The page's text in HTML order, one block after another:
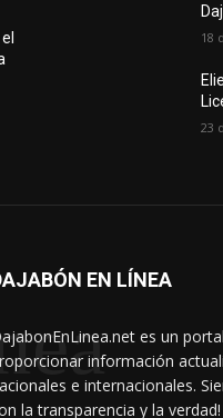
18
23
EN LÍNEA
es un
información
e internacionales.
la transparencia y la verdad!